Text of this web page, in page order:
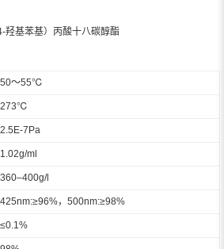
羟基苯基）丙酸十八碳醇酯
50～55℃
273℃
2.5E-7Pa
1.02g/ml
360–400g/l
425nm:≥96%，500nm:≥98%
≤0.1%